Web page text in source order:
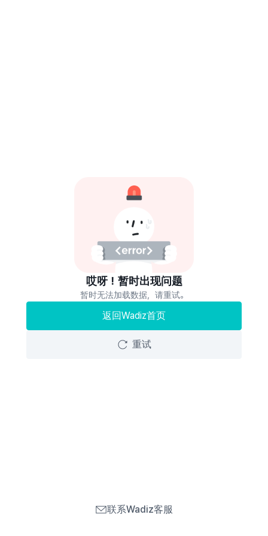
哎呀！暂时出现问题
暂时无法加载数据，请重试。
返回Wadiz首页
重试
联系Wadiz客服